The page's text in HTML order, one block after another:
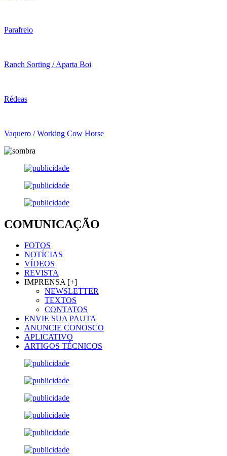
Parafreio
Ranch Sorting / Aparta Boi
Rédeas
Vaquero / Working Cow Horse
COMUNICAÇÃO
FOTOS
NOTÍCIAS
VÍDEOS
REVISTA
IMPRENSA [+]
NEWSLETTER
TEXTOS
CONTATOS
ENVIE SUA PAUTA
ANUNCIE CONOSCO
APLICATIVO
ARTIGOS TÉCNICOS